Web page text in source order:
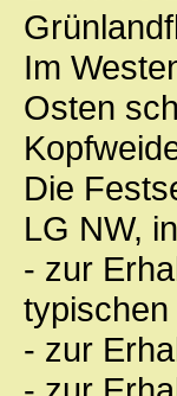
Im
Osten
Die
LG NW,
- zur
- zur